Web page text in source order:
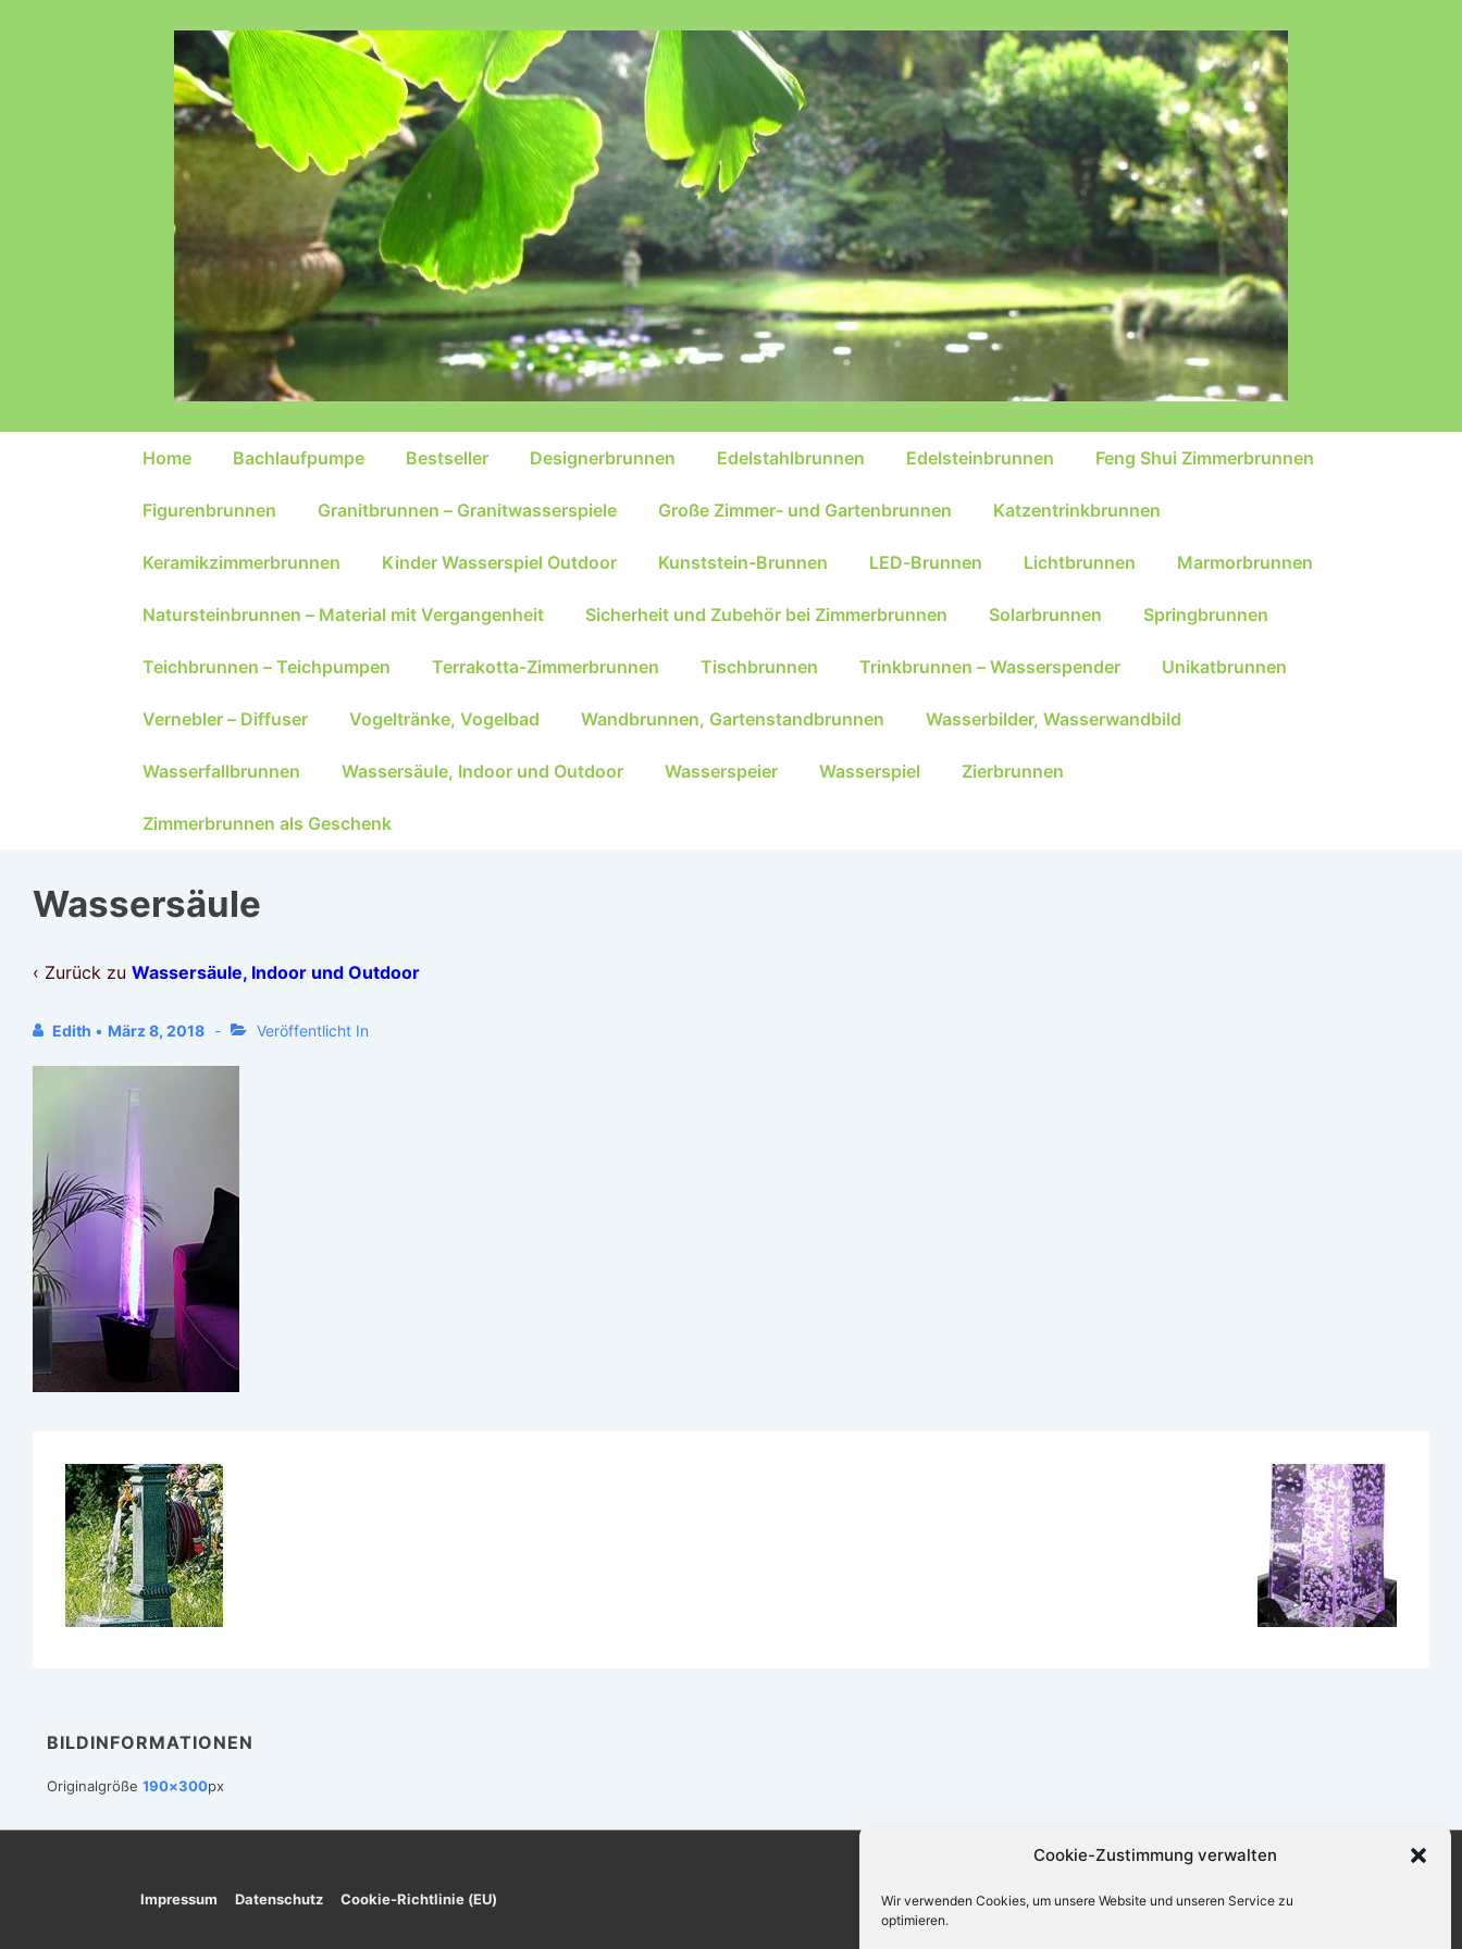
Cookie-Zustimmung verwalten
Wir verwenden Cookies, um unsere Website und unseren Service zu
optimieren.
Hauptnavigation
Home Bachlaufpumpe Bestseller Designerbrunnen Edelstahlbrunnen Edelsteinbrunnen Feng Shui Zimmerbrunnen
Figurenbrunnen Granitbrunnen – Granitwasserspiele Große Zimmer- und Gartenbrunnen Katzentrinkbrunnen
Keramikzimmerbrunnen Kinder Wasserspiel Outdoor Kunststein-Brunnen LED-Brunnen Lichtbrunnen Marmorbrunnen
Natursteinbrunnen – Material mit Vergangenheit Sicherheit und Zubehör bei Zimmerbrunnen Solarbrunnen Springbrunnen
Teichbrunnen – Teichpumpen Terrakotta-Zimmerbrunnen Tischbrunnen Trinkbrunnen – Wasserspender Unikatbrunnen
Vernebler – Diffuser Vogeltränke, Vogelbad Wandbrunnen, Gartenstandbrunnen Wasserbilder, Wasserwandbild
Wasserfallbrunnen Wassersäule, Indoor und Outdoor Wasserspeier Wasserspiel Zierbrunnen
Zimmerbrunnen als Geschenk
Wassersäule
‹ Zurück zu Wassersäule, Indoor und Outdoor
Edith • März 8, 2018 Veröffentlicht In
BILDINFORMATIONEN
Originalgröße 190×300px
Footer-
Impressum Datenschutz Cookie-Richtlinie (EU)
Präsentiert von
Responsive-Theme